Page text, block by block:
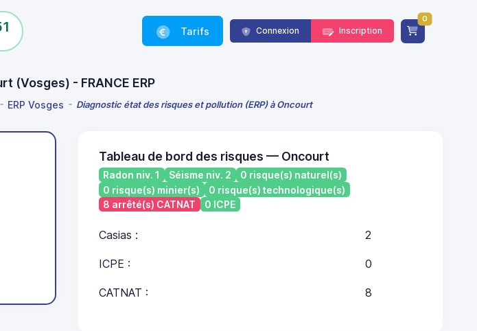
Tarifs Connexion Inscription
0
(Vosges) - FRANCE ERP
ERP Vosges Diagnostic état des risques et pollution (ERP) à Oncourt
Tableau de bord des risques — Oncourt
Radon niv. 1 Séisme niv. 2
0 risque(s) naturel(s)
0 risque(s) minier(s)
0 risque(s) technologique(s)
8 arrêté(s) CATNAT
0 ICPE
Casias : 2
ICPE : 0
CATNAT : 8